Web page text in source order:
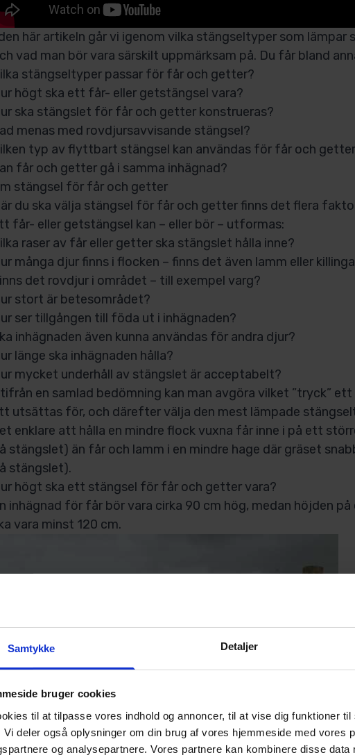
Samtykke Detaljer
bruger cookies
til at tilpasse vores indhold og annoncer, til at vise dig funktioner
deler også oplysninger om din brug af vores hjemmeside med vores
og analysepartnere. Vores partnere kan kombinere disse
här artikeln går vi igenom vilka stängseltyper som
vad man bör vara särskilt uppmärksam på. Du får bland
stängseltyper passar för får och getter?
högt ska ett får- eller getstängsel vara?
ska stängslet för får och getter konstrueras?
menas med rovdjursavvisande stängsel?
typ av flyttbart stängsel kan användas för får och getter
får och getter gå i samma inhägnad?
stängsel för får och getter
du ska välja stängsel för får och getter finns det flera
får- eller getstängsel kan – eller bör – utformas:
raser av får eller getter ska stängslet hålla inne?
många djur finns i flocken – finns det även lamm eller
det rovdjur i området – till exempel varg?
stort är betesområdet?
ser tillgången till föda ut i inhägnaden?
inhägnaden även kunna användas för andra djur?
länge ska inhägnaden hålla?
mycket underhåll av stängslet är acceptabelt?
en samlad bedömning kan man avgöra vilket ”tryck”
utsättas för, och därefter välja den mest lämpade
enklare att hålla en mindre flock vuxna får inne i på ett
stängslet) än får och lamm i en mindre hage där gräset
stängslet).
högt ska ett stängsel för får och getter vara?
inhägnad för får bör vara cirka 90 cm hög, medan höjden
vara minst 120 cm.